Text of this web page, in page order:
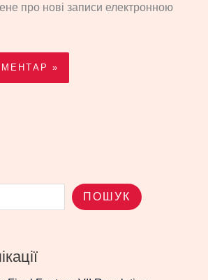
про нові записи електронною
ПОШУК